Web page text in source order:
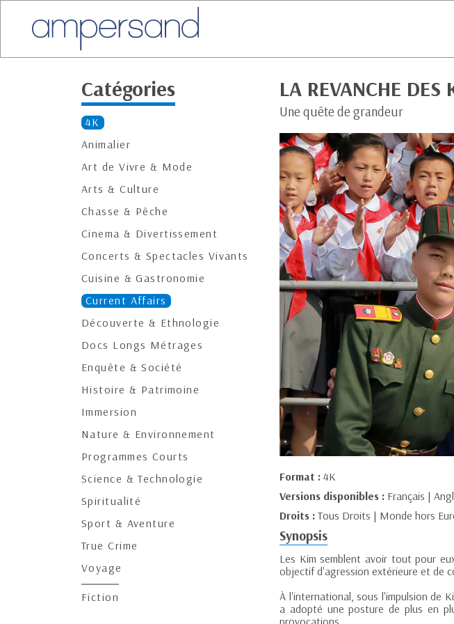
Catégories
4K
Animalier
Art de Vivre & Mode
Arts & Culture
Chasse & Pêche
Cinema & Divertissement
Concerts & Spectacles Vivants
Cuisine & Gastronomie
Current Affairs
Découverte & Ethnologie
Docs Longs Métrages
Enquête & Société
Histoire & Patrimoine
Immersion
Nature & Environnement
Programmes Courts
Science & Technologie
Spiritualité
Sport & Aventure
True Crime
Voyage
Fiction
LA REVANCHE DES
Une quête de grandeur
Format : 4K
Versions disponibles : Français |
Droits :Tous Droits | Monde hors
Synopsis
Les Kim semblent avoir tout pour
objectif d'agression extérieure et de
À l'international, sous l'impulsion de
a adopté une posture de plus en